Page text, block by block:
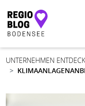
Hauptnavigation
UNTERNEHMEN